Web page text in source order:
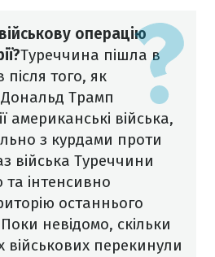
операцію
Туреччина пішла в
після того, як
Трамп
американські війська,
з курдами проти
війська Туреччини
інтенсивно
останнього
Поки невідомо, скільки
військових перекинули